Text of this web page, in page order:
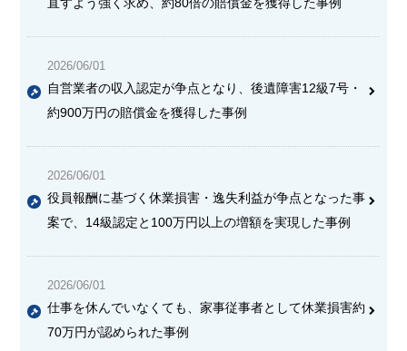
2026/06/01
自営業者の収入認定が争点となり、後遺障害12級7号・
約900万円の賠償金を獲得した事例
2026/06/01
役員報酬に基づく休業損害・逸失利益が争点となった事
案で、14級認定と100万円以上の増額を実現した事例
2026/06/01
仕事を休んでいなくても、家事従事者として休業損害約
70万円が認められた事例